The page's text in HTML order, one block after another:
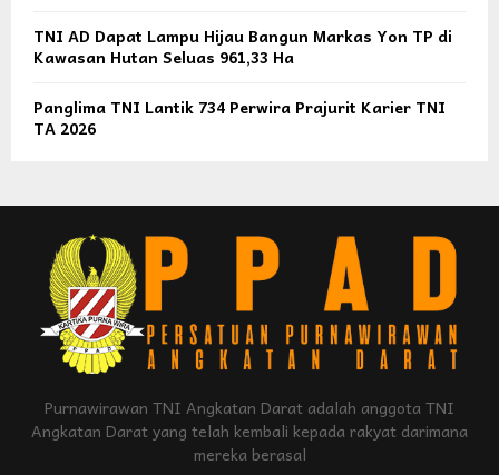
TNI AD Dapat Lampu Hijau Bangun Markas Yon TP di
Kawasan Hutan Seluas 961,33 Ha
Panglima TNI Lantik 734 Perwira Prajurit Karier TNI
TA 2026
Purnawirawan TNI Angkatan Darat adalah anggota TNI
Angkatan Darat yang telah kembali kepada rakyat darimana
mereka berasal